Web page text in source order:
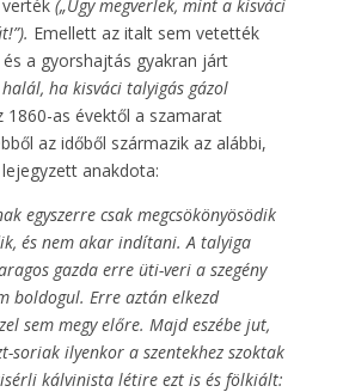
(„Úgy megverlek, mint a kisváci
Emellett az italt sem vetették
a gyorshajtás gyakran járt
halál, ha kisváci talyigás gázol
1860-as évektől a szamarat
az időből származik az alábbi,
anakdota:
egyszerre csak megcsökönyösödik
és nem akar indítani. A talyiga
gazda erre üti-veri a szegény
boldogul. Erre aztán elkezd
sem megy előre. Majd eszébe jut,
soriak ilyenkor a szentekhez szoktak
kálvinista létire ezt is és fölkiált: